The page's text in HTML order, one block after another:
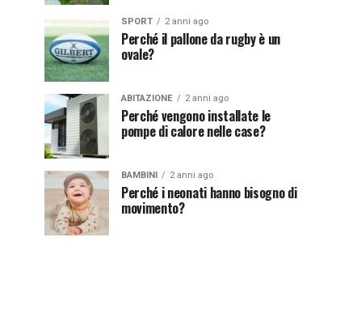
SPORT 2 anni ago
Perché il pallone da rugby è un
ovale?
ABITAZIONE 2 anni ago
Perché vengono installate le
pompe di calore nelle case?
BAMBINI 2 anni ago
Perché i neonati hanno bisogno di
movimento?